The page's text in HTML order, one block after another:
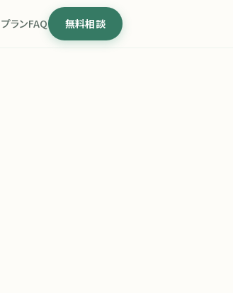
プランFAQ 無料相談